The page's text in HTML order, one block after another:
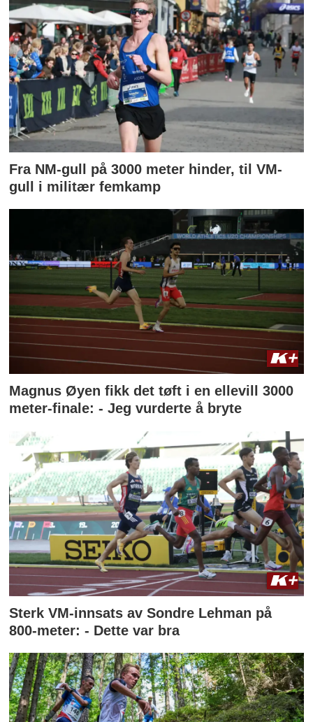
Fra NM-gull på 3000 meter hinder, til VM-
gull i militær femkamp
Magnus Øyen fikk det tøft i en ellevill 3000
meter-finale: - Jeg vurderte å bryte
Sterk VM-innsats av Sondre Lehman på
800-meter: - Dette var bra